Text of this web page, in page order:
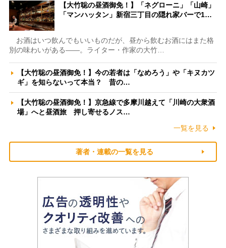
【大竹聡の昼酒御免！】「ネグローニ」「山崎」
「マンハッタン」新宿三丁目の隠れ家バーで1…
お酒はいつ飲んでもいいものだが、昼から飲むお酒にはまた格
別の味わいがある――。ライター・作家の大竹…
【大竹聡の昼酒御免！】今の若者は「なめろう」や「キヌカツ
ギ」を知らないって本当？ 昔の…
【大竹聡の昼酒御免！】京急線で多摩川越えて「川崎の大衆酒
場」へと昼酒旅 押し寄せるノス…
一覧を見る
著者・連載の一覧を見る